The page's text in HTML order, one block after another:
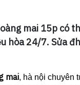
mai 15p có
hòa 24/7. Sửa
mai, hà nội chuyên